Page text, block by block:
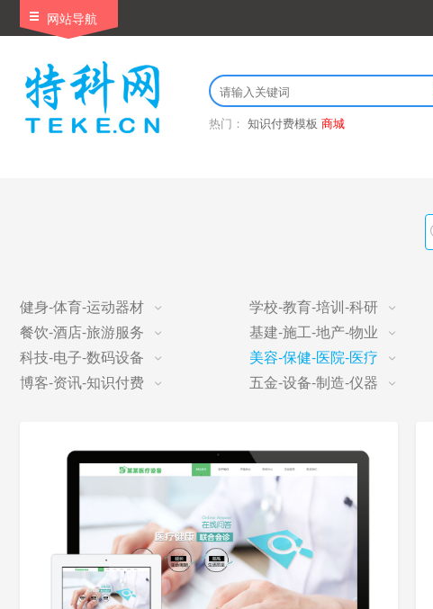
网站导航
热门： 知识付费模板 商城
健身-体育-运动器材 学校-教育-培训-科研
餐饮-酒店-旅游服务
基建-施工-地产-物业
科技-电子-数码设备
美容-保健-医院-医疗
博客-资讯-知识付费
五金-设备-制造-仪器